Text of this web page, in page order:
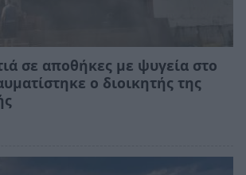
σε αποθήκες με ψυγεία στο
ο διοικητής της